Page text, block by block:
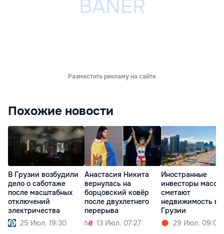
Разместить рекламу на сайте
Похожие новости
В Грузии возбудили
дело о саботаже
после масштабных
отключений
электричества
25 Июл. 19:30
Анастасия Никита
вернулась на
борцовский ковёр
после двухлетнего
перерыва
13 Июл. 07:27
Иностранные
инвесторы
сметают
недвижимость в
Грузии
29 Июл. 09:05